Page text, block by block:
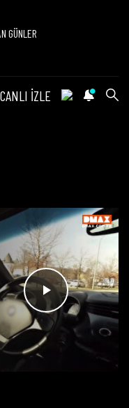
GÜNLER
CANLI İZLE
Videoyu
Oynat